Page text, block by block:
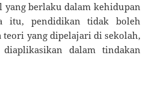
berlaku dalam kehidupan
itu, pendidikan tidak boleh
teori yang dipelajari di sekolah,
dalam tindakan